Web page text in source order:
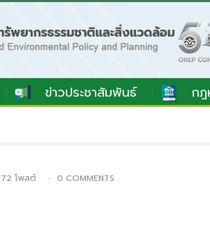
ข่าวประชาสัมพันธ์ กฎ
โพสต์ 0 COMMENTS